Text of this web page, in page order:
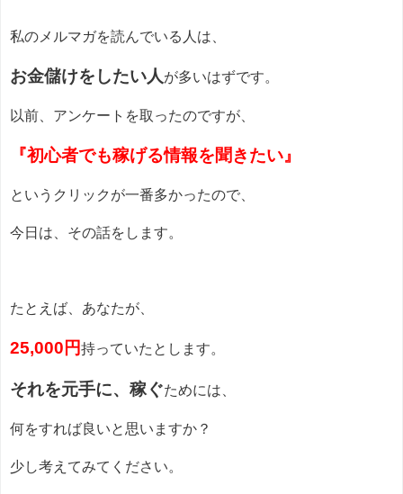
私のメルマガを読んでいる人は、
お金儲けをしたい人 が多いはずです。
以前、アンケートを取ったのですが、
『初心者でも稼げる情報を聞きたい』
というクリックが一番多かったので、
今日は、その話をします。
たとえば、あなたが、
25,000円持っていたとします。
それを元手に、稼ぐためには、
何をすれば良いと思いますか？
少し考えてみてください。